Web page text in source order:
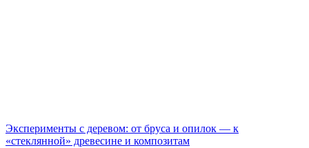
Эксперименты с деревом: от бруса и опилок — к
«стеклянной» древесине и композитам